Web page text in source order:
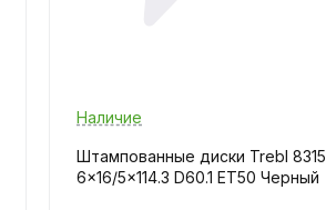
Наличие
Штампованные диски Trebl 8315
6x16/5x114.3 D60.1 ET50 Черный